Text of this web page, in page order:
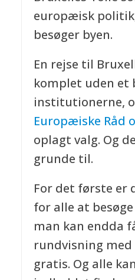
europæisk
besøger byen.
En rejse til
komplet uden et
institutionerne,
Europæiske Råd
oplagt valg. Og
grunde til.
For det første er
for alle at besøge
man kan endda
rundvisning
gratis. Og alle